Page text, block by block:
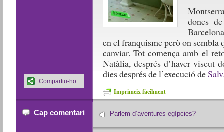
dones
en el franquisme però on sembla
canviar. Tot comença amb el
Natàlia, després d’haver viscut
dies després de l’execució de
Imprimeix fàcilment
Compartiu-ho
Cap comentari Parlem d’aventures egípcies?